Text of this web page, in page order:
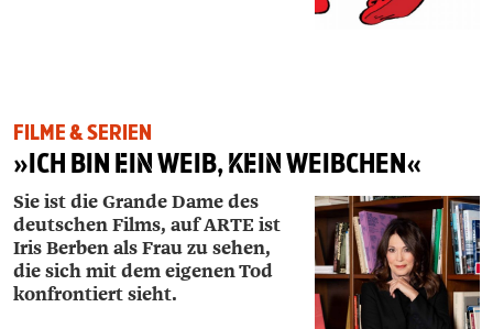
FILME & SERIEN
»ICH BINEINWEIB,KEINWEIBCHEN«
Sie ist die Grande Dame des
deutschen Films, auf ARTE ist
Iris Berben als Frau zu sehen,
die sich mit dem eigenen Tod
konfrontiert sieht.